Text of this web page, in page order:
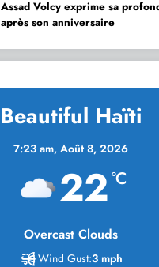
Assad Volcy exprime sa
après son anniversaire
Beautiful Haïti
7:23 am, Août 8, 2026
22°C
Overcast Clouds
Wind Gust:3 mph